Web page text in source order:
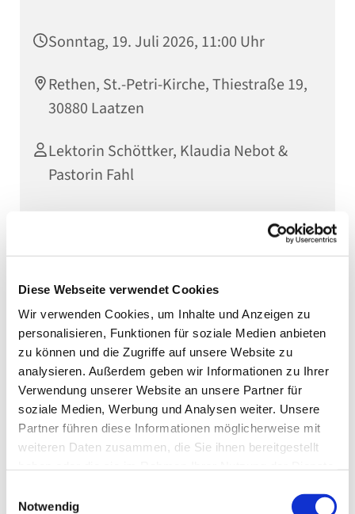
Diese Webseite verwendet Cookies
Wir verwenden Cookies, um Inhalte und Anzeigen zu
personalisieren, Funktionen für soziale Medien anbieten
zu können und die Zugriffe auf unsere Website zu
analysieren. Außerdem geben wir Informationen zu Ihrer
Verwendung unserer Website an unsere Partner für
soziale Medien, Werbung und Analysen weiter. Unsere
Partner führen diese Informationen möglicherweise mit
weiteren Daten zusammen, die Sie ihnen bereitgestellt
Notwendig
Sonntag, 19. Juli 2026, 11:00 Uhr
Rethen, St.-Petri-Kirche, Thiestraße 19,
30880 Laatzen
Lektorin Schöttker, Klaudia Nebot &
Pastorin Fahl